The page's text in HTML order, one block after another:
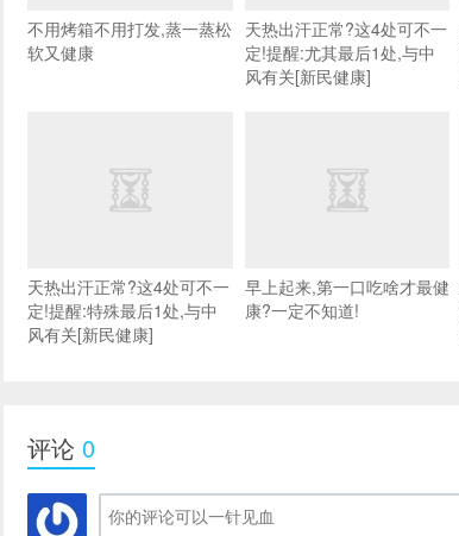
不用烤箱不用打发,蒸一蒸松
软又健康
天热出汗正常?这4处可不一
定!提醒:尤其最后1处,与中
风有关[新民健康]
天热出汗正常?这4处可不一
定!提醒:特殊最后1处,与中
风有关[新民健康]
早上起来,第一口吃啥才最健
康?一定不知道!
评论 0